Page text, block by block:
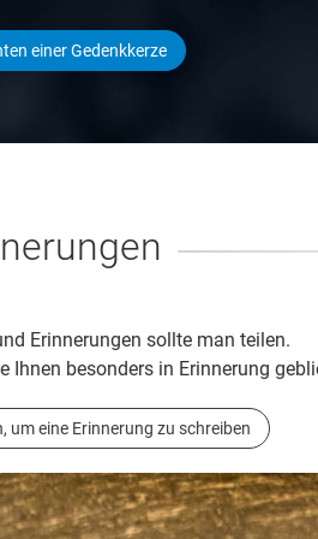
einer Gedenkkerze
Erinnerungen sollte man teilen.
Ihnen besonders in Erinnerung
um eine Erinnerung zu schreiben